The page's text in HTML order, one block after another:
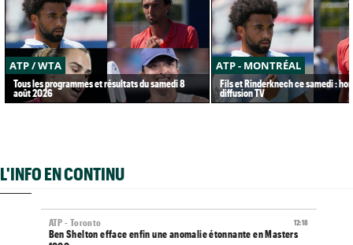
ATP / WTA
Tous les programmes et résultats du samedi 8
août 2026
ATP - MONTRÉAL
Fils et Rinderknech ce samedi :
diffusion TV
L'INFO EN CONTINU
12:18
ATP - Toronto
Ben Shelton efface enfin une anomalie étonnante en Masters